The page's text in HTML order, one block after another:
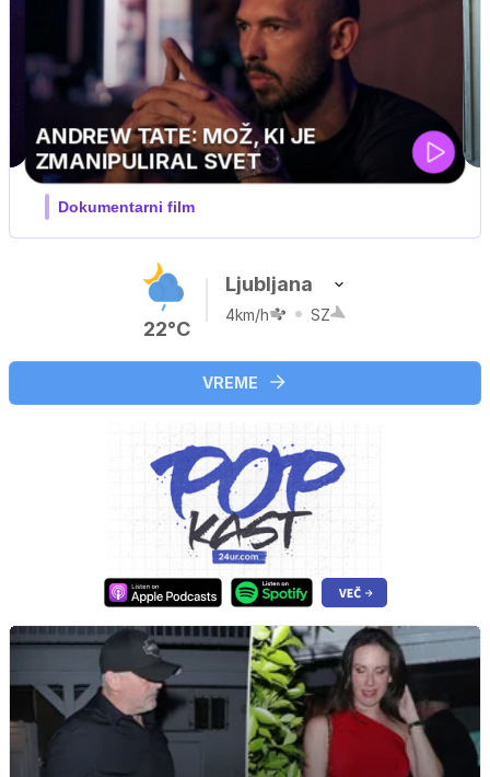
MOJ PRIJATELJ PINGVIN
Film meseca / družinski, pustolovski
22°C
Ljubljana
4km/h SZ
VREME